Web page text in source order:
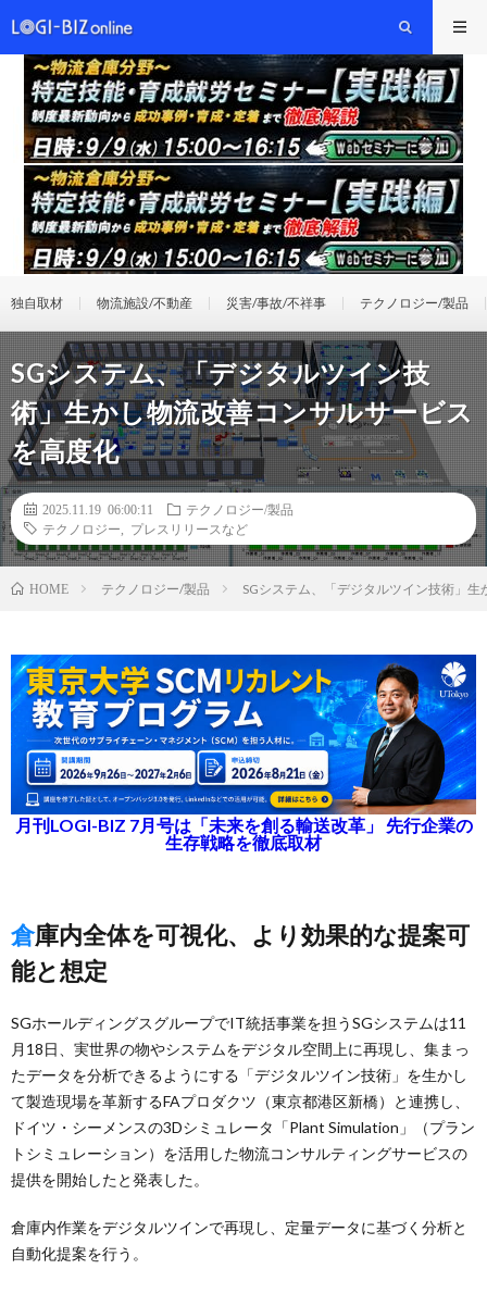
独自取材 物流施設/不動産 災害/事故/不祥事 テクノロジー/製品
SGシステム、「デジタルツイン技
術」生かし物流改善コンサルサービス
を高度化
2025.11.19 06:00:11
テクノロジー/製品
テクノロジー
プレスリリースなど
HOME テクノロジー/製品 SGシステム、「デジタルツイン技術」
月刊LOGI-BIZ 7月号は「未来を創る輸送改革」 先行企業の
生存戦略を徹底取材
倉庫内全体を可視化、より効果的な提案可
能と想定
SGホールディングスグループでIT統括事業を担うSGシステムは11
月18日、実世界の物やシステムをデジタル空間上に再現し、集まっ
たデータを分析できるようにする「デジタルツイン技術」を生かし
て製造現場を革新するFAプロダクツ（東京都港区新橋）と連携し、
ドイツ・シーメンスの3Dシミュレータ「Plant Simulation」（プラン
トシミュレーション）を活用した物流コンサルティングサービスの
提供を開始したと発表した。
倉庫内作業をデジタルツインで再現し、定量データに基づく分析と
自動化提案を行う。